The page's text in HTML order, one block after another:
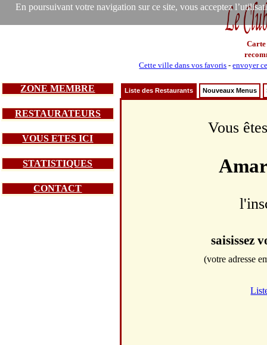
En poursuivant votre navigation sur ce site, vous acceptez
Carte
Cette ville dans vos favoris -envoyer
ZONE MEMBRE
RESTAURATEURS
VOUS ETES ICI
STATISTIQUES
CONTACT
Liste des Restaurants Nouveaux Menus
Vous
saisissez
(votre adresse